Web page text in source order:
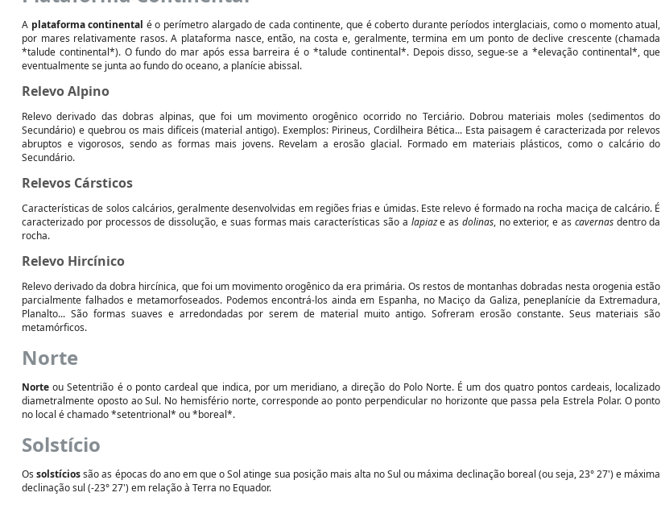
A plataforma continental é o perímetro alargado de cada continente, que é coberto durante períodos interglaciais, como o momento atual,
por mares relativamente rasos. A plataforma nasce, então, na costa e, geralmente, termina em um ponto de declive crescente (chamada
*talude continental*). O fundo do mar após essa barreira é o *talude continental*. Depois disso, segue-se a *elevação continental*, que
eventualmente se junta ao fundo do oceano, a planície abissal.
Relevo Alpino
Relevo derivado das dobras alpinas, que foi um movimento orogênico ocorrido no Terciário. Dobrou materiais moles (sedimentos do
Secundário) e quebrou os mais difíceis (material antigo). Exemplos: Pirineus, Cordilheira Bética... Esta paisagem é caracterizada por relevos
abruptos e vigorosos, sendo as formas mais jovens. Revelam a erosão glacial. Formado em materiais plásticos, como o calcário do
Secundário.
Relevos Cársticos
Características de solos calcários, geralmente desenvolvidas em regiões frias e úmidas. Este relevo é formado na rocha maciça de calcário. É
caracterizado por processos de dissolução, e suas formas mais características são a lapiaze as dolinas, no exterior, e as cavernasdentro da
rocha.
Relevo Hircínico
Relevo derivado da dobra hircínica, que foi um movimento orogênico da era primária. Os restos de montanhas dobradas nesta orogenia estão
parcialmente falhados e metamorfoseados. Podemos encontrá-los ainda em Espanha, no Maciço da Galiza, peneplanície da Extremadura,
Planalto... São formas suaves e arredondadas por serem de material muito antigo. Sofreram erosão constante. Seus materiais são
metamórficos.
Norte
Norte ou Setentrião é o ponto cardeal que indica, por um meridiano, a direção do Polo Norte. É um dos quatro pontos cardeais, localizado
diametralmente oposto ao Sul. No hemisfério norte, corresponde ao ponto perpendicular no horizonte que passa pela Estrela Polar. O ponto
no local é chamado *setentrional* ou *boreal*.
Solstício
Ossolstíciossão as épocas do ano em que o Sol atinge sua posição mais alta no Sul ou máxima declinação boreal (ou seja, 23° 27') e máxima
declinação sul (-23° 27') em relação à Terra no Equador.